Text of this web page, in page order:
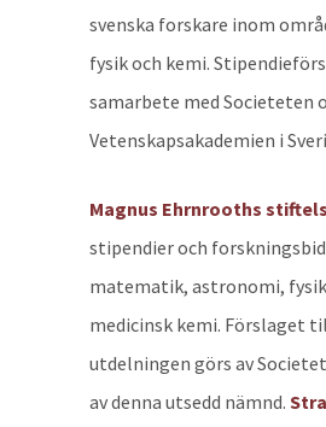
svenska forskare inom
fysik och kemi.
samarbete med Societeten
Vetenskapsakademien i
Magnus Ehrnrooths
stipendier och
matematik, astronomi,
medicinsk kemi. Förslaget
utdelningen görs av
av denna utsedd nämnd.